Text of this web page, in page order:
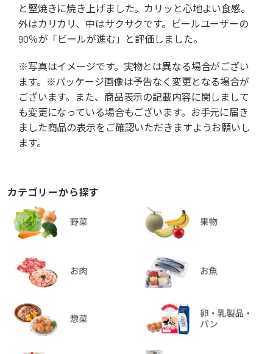
と堅焼きに焼き上げました。カリッと心地よい食感。
外はカリカリ、中はサクサクです。ビールユーザーの
90％が「ビールが進む」と評価しました。
※写真はイメージです。実物とは異なる場合がござい
ます。※パッケージ画像は予告なく変更となる場合が
ございます。また、商品表示の記載内容に関しまして
も変更になっている場合もございます。お手元に届き
ました商品の表示をご確認いただきますようお願いし
ます。
カテゴリーから探す